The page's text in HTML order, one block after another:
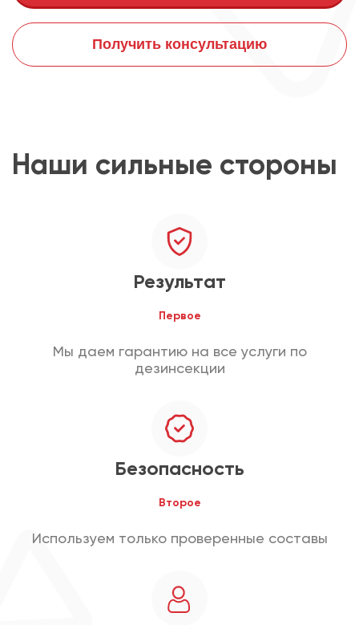
Получить консультацию
Наши сильные стороны
Результат
Первое
Мы даем гарантию на все услуги по
дезинсекции
Безопасность
Второе
Используем только проверенные составы